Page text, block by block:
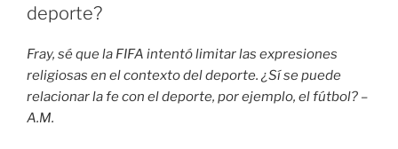
deporte?
Fray, sé que la FIFA intentó limitar las expresiones
religiosas en el contexto del deporte. ¿Sí se puede
relacionar la fe con el deporte, por ejemplo, el fútbol? –
A.M.